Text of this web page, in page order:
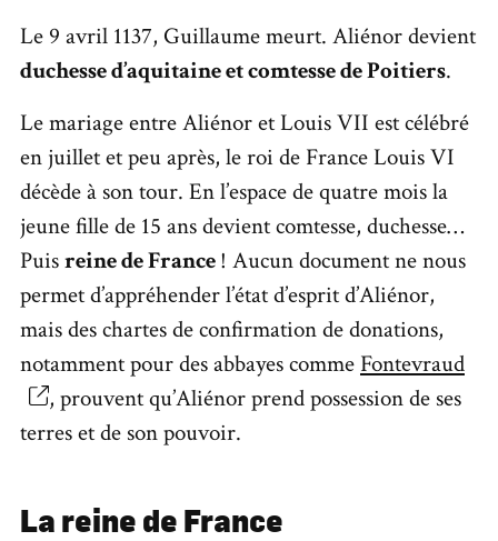
Le 9 avril 1137, Guillaume meurt. Aliénor devient
duchesse d’aquitaine et comtesse de Poitiers.
Le mariage entre Aliénor et Louis VII est célébré
en juillet et peu après, le roi de France Louis VI
décède à son tour. En l’espace de quatre mois la
jeune fille de 15 ans devient comtesse, duchesse…
Puisreine de France! Aucun document ne nous
permet d’appréhender l’état d’esprit d’Aliénor,
mais des chartes de confirmation de donations,
notamment pour des abbayes comme Fontevraud
, prouvent qu’Aliénor prend possession de ses
terres et de son pouvoir.
Lareine de France